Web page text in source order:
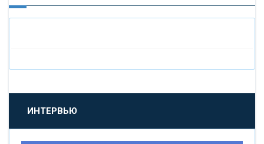
«БАНК САНКТ-ПЕТЕРБУРГ»
«ПРОМСВЯЗЬБАНК»
ИНТЕРВЬЮ